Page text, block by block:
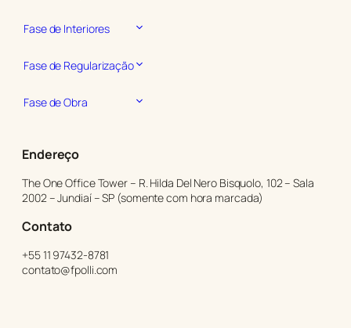
Fase de Interiores
Fase de Regularização
Fase de Obra
Endereço
The One Office Tower – R. Hilda Del Nero Bisquolo, 102 – Sala
2002 – Jundiaí – SP (somente com hora marcada)
Contato
+55 11 97432-8781
contato@fpolli.com